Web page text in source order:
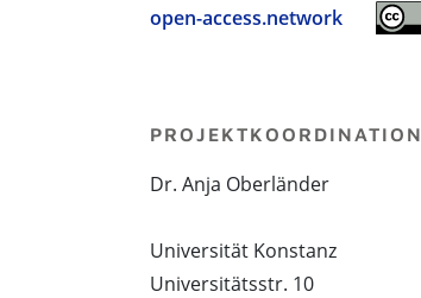
open-access.network
PROJEKTKOORDINATION
Dr. Anja Oberländer
Universität Konstanz
Universitätsstr. 10